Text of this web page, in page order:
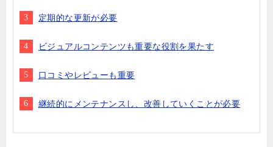
定期的な更新が必要
ビジュアルコンテンツも重要な役割を果たす
口コミやレビューも重要
継続的にメンテナンスし、改善していくことが必要